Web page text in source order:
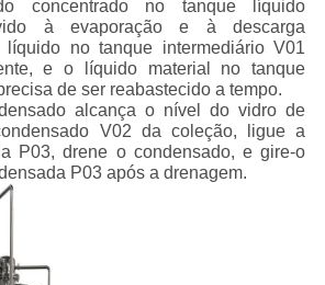
concentrado no tanque líquido
à evaporação e à descarga
no tanque intermediário V01
e o líquido material no tanque
de ser reabastecido a tempo.
alcança o nível do vidro de
V02 da coleção, ligue a
P03, drene o condensado, e gire-o
P03 após a drenagem.